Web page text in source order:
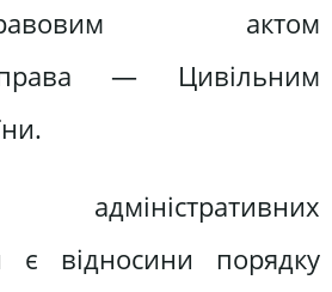
правовим актом
права — Цивільним
є відносини порядку